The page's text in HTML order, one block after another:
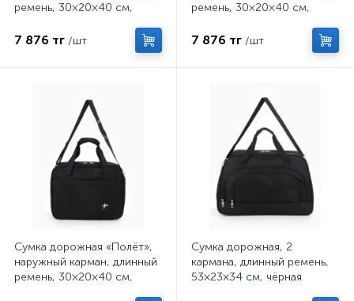
ремень, 30×20×40 см,
7 876 тг /шт
ремень, 30×20×40 см,
7 876 тг /шт
Сумка дорожная «Полёт»,
наружный карман, длинный
ремень, 30×20×40 см,
Сумка дорожная, 2
кармана, длинный ремень,
53×23×34 см, чёрная